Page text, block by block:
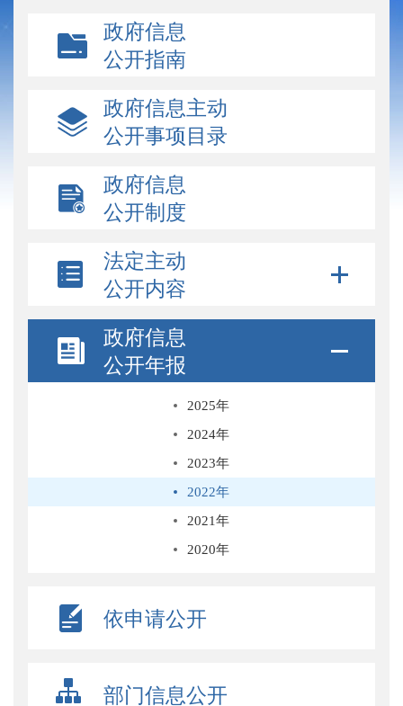
政府信息
公开指南
政府信息主动
公开事项目录
政府信息
公开制度
法定主动
公开内容
政府信息
公开年报
2025年
2024年
2023年
2022年
2021年
2020年
依申请公开
部门信息公开